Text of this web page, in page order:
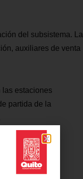
del subsistema. La
auxiliares de venta
las estaciones
partida de la